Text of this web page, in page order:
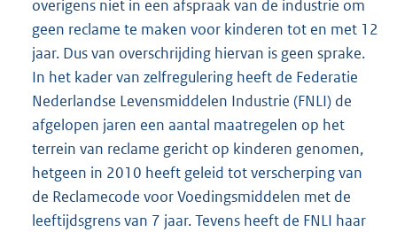
overigens niet in een afspraak van de industrie om
geen reclame te maken voor kinderen tot en met 12
jaar. Dus van overschrijding hiervan is geen sprake.
In het kader van zelfregulering heeft de Federatie
Nederlandse Levensmiddelen Industrie (FNLI) de
afgelopen jaren een aantal maatregelen op het
terrein van reclame gericht op kinderen genomen,
hetgeen in 2010 heeft geleid tot verscherping van
de Reclamecode voor Voedingsmiddelen met de
leeftijdsgrens van 7 jaar. Tevens heeft de FNLI haar